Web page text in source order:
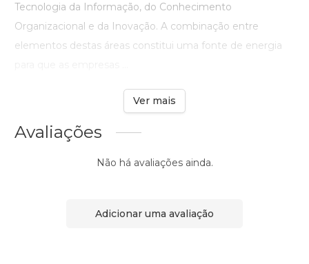
Tecnologia da Informação, do Conhecimento
Organizacional e da Inovação. A combinação entre
elementos destas áreas constitui uma fonte de energia
Ver mais
Avaliações
Não há avaliações ainda.
Adicionar uma avaliação